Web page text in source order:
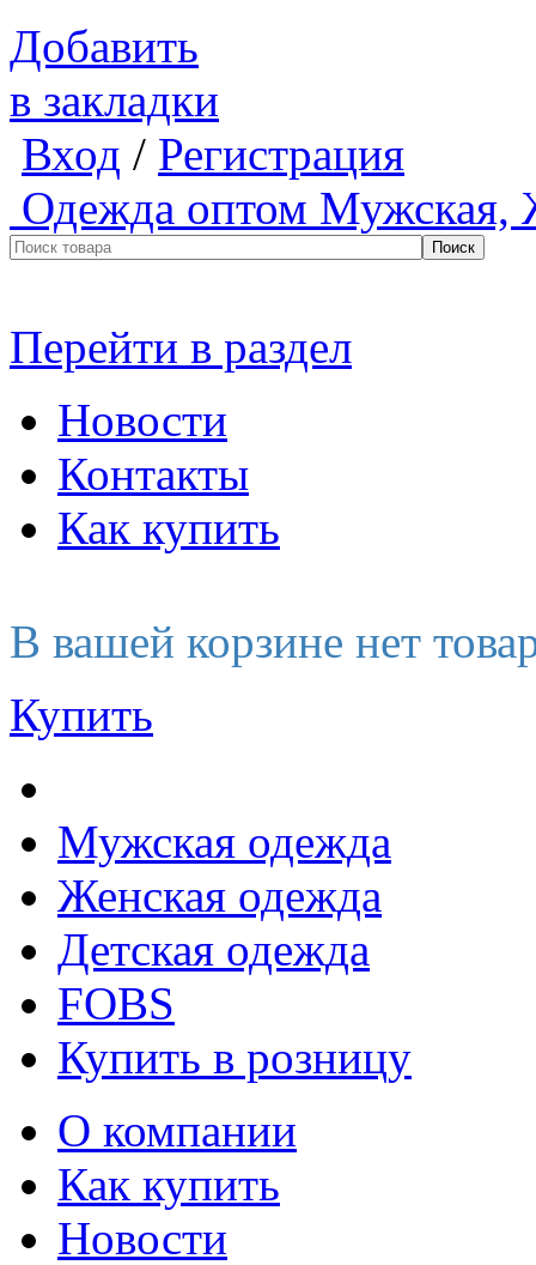
Добавить
в закладки
Вход / Регистрация
Одежда оптом Мужская,
Перейти в раздел
Новости
Контакты
Как купить
В вашей корзине нет
Купить
Мужская одежда
Женская одежда
Детская одежда
FOBS
Купить в розницу
О компании
Как купить
Новости